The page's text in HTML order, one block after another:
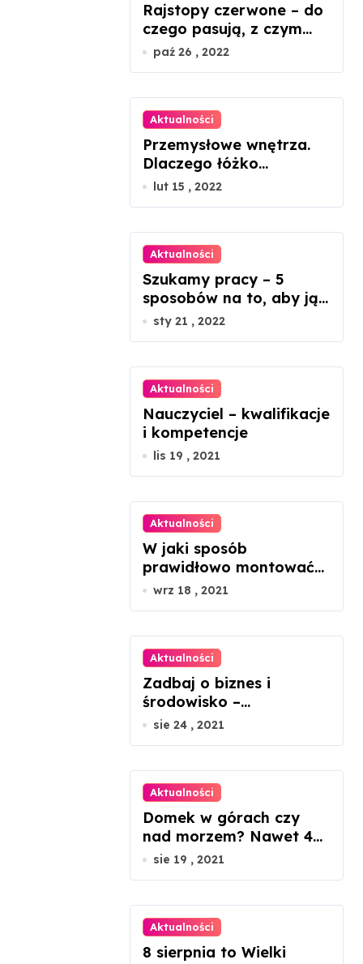
Rajstopy czerwone – do
czego pasują, z czym
nosić?
paź 26 , 2022
Aktualności
Przemysłowe wnętrza.
Dlaczego łóżko
metalowe będzie
lut 15 , 2022
Aktualności
Szukamy pracy – 5
sposobów na to, aby ją
znaleźć
sty 21 , 2022
Aktualności
Nauczyciel – kwalifikacje
i kompetencje
lis 19 , 2021
Aktualności
W jaki sposób
prawidłowo montować
panele fotowoltaiczne?
wrz 18 , 2021
Aktualności
Zadbaj o biznes i
środowisko –
ekologiczne porady dla
sie 24 , 2021
Aktualności
Domek w górach czy
nad morzem? Nawet 45
proc. wzrosty cen
sie 19 , 2021
Aktualności
8 sierpnia to Wielki